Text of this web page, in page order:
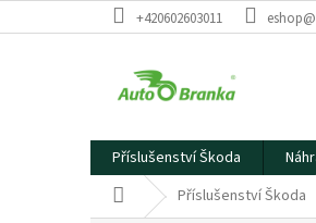
na
+420602603011
Příslušenství Škoda
Domů Příslušenství Škoda